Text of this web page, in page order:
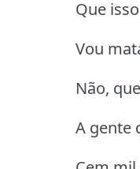
Que
Vou
Não,
A gente